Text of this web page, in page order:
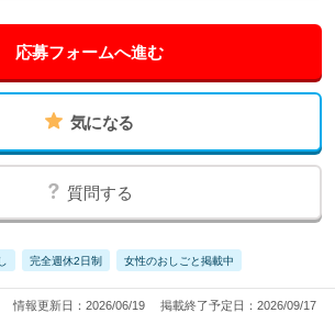
応募フォームへ進む
気になる
質問する
完全週休2日制 女性のおしごと掲載中
情報更新日：2026/06/19 掲載終了予定日：2026/09/17